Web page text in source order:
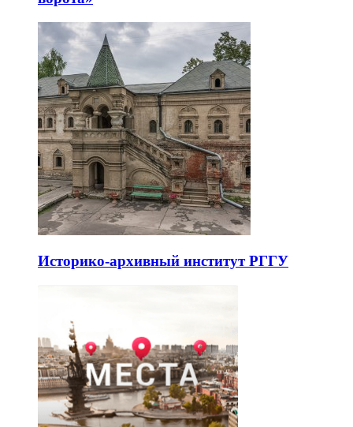
Историко-архивный институт РГГУ